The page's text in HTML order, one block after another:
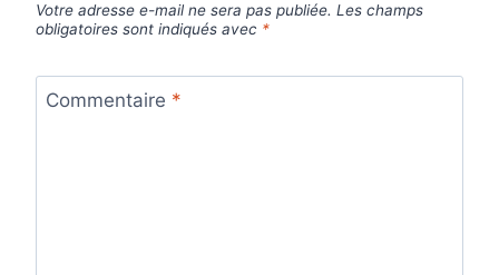
Votre adresse e-mail ne sera pas publiée. Les champs
obligatoires sont indiqués avec *
Commentaire *